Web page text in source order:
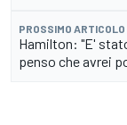
PROSSIMO ARTICOLO
Hamilton: "E'
penso che avrei